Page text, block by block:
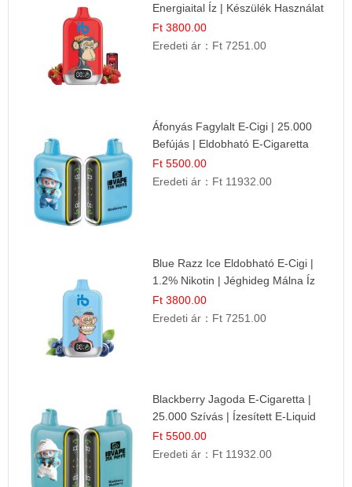
Energiaital Íz | Készülék Használat
Ft 3800.00
Eredeti ár： Ft 7251.00
Áfonyás Fagylalt E-Cigi | 25.000
Befújás | Eldobható E-Cigaretta
Ft 5500.00
Eredeti ár： Ft 11932.00
Blue Razz Ice Eldobható E-Cigi |
1.2% Nikotin | Jéghideg Málna Íz
Ft 3800.00
Eredeti ár： Ft 7251.00
Blackberry Jagoda E-Cigaretta |
25.000 Szívás | Ízesített E-Liquid
Ft 5500.00
Eredeti ár： Ft 11932.00